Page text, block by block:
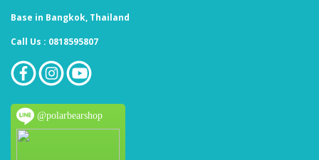
Base in Bangkok, Thailand
Call Us : 0818595807
@polarbearshop